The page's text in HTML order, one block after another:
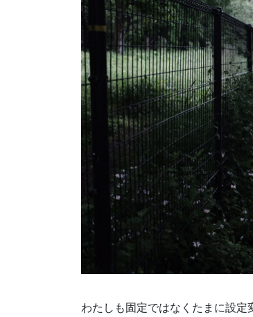
わたしも固定ではなくたまに設